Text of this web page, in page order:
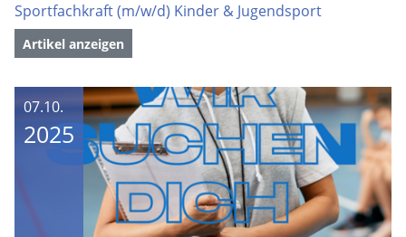
Sportfachkraft (m/w/d) Kinder & Jugendsport
Artikel anzeigen
07.10.
2025